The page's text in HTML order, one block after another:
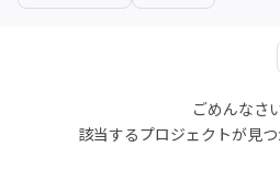
ごめんなさい
該当するプロジェクトが見つ